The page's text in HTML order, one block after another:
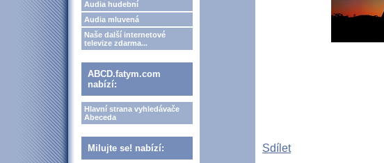
Audia hudební
Audia mluvená
Naše další internetové
televize zdarma...
ABCD.fatym.com
nabízí:
Hlavní strana vyhledávače
Abeceda
Milujte se! nabízí: Sdílet